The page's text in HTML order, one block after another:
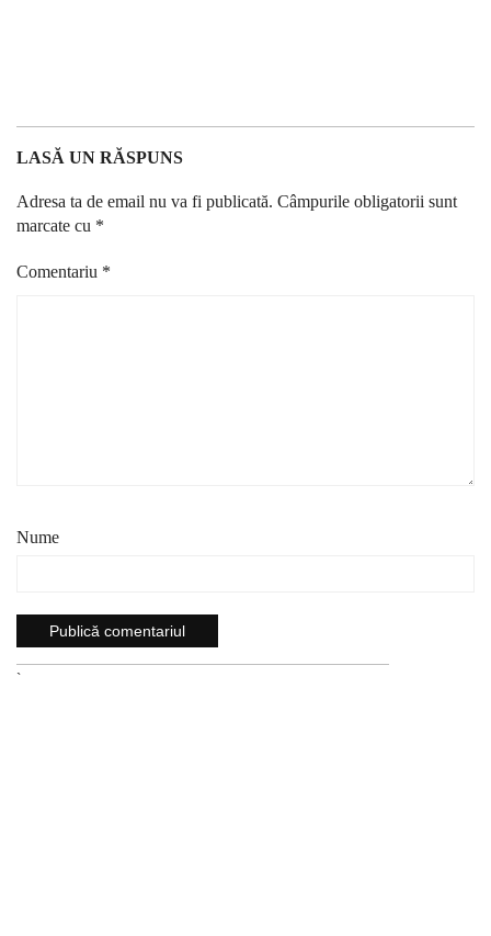
LASĂ UN RĂSPUNS
Adresa ta de email nu va fi publicată. Câmpurile obligatorii sunt
marcate cu *
Comentariu *
Nume
`